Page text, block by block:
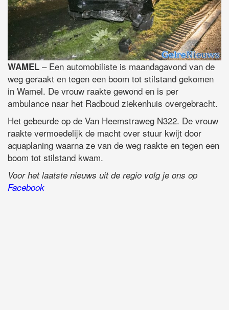
WAMEL – Een automobiliste is maandagavond van de
weg geraakt en tegen een boom tot stilstand gekomen
in Wamel. De vrouw raakte gewond en is per
ambulance naar het Radboud ziekenhuis overgebracht.
Het gebeurde op de Van Heemstraweg N322. De vrouw
raakte vermoedelijk de macht over stuur kwijt door
aquaplaning waarna ze van de weg raakte en tegen een
boom tot stilstand kwam.
Voor het laatste nieuws uit de regio volg je ons op
Facebook